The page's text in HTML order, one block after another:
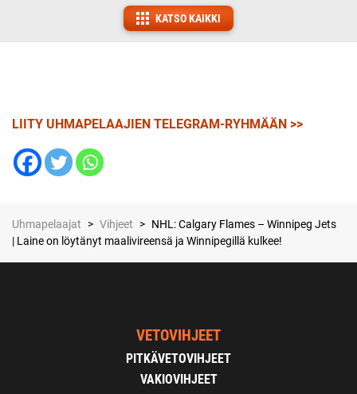
KATSO KAIKKI
LIITY UHMAPELAAJIEN TELEGRAM-RYHMÄÄN >>
Uhmapelaajat > Vihjeet > NHL: Calgary Flames – Winnipeg Jets
| Laine on löytänyt maalivireensä ja Winnipegillä kulkee!
VETOVIHJEET
PITKÄVETOVIHJEET
VAKIOVIHJEET